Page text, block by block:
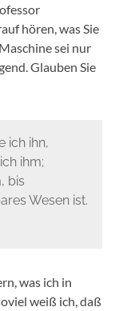
hören, was Sie
sei nur
Glauben Sie
ich ihn,
ihm;
bis
Wesen ist.
was ich in
weiß ich, daß